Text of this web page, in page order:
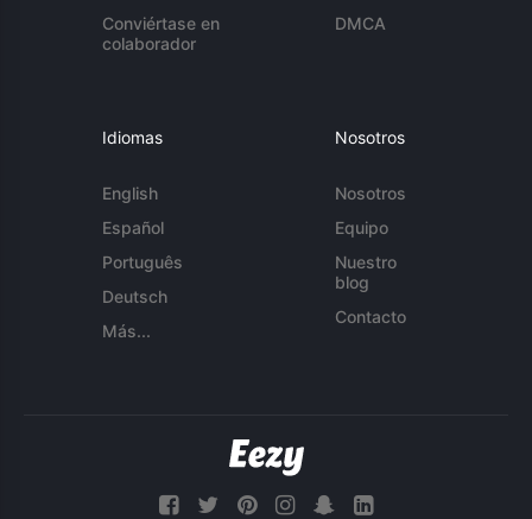
Conviértase en
colaborador
DMCA
Idiomas
English
Español
Português
Deutsch
Más...
Nosotros
Nosotros
Equipo
Nuestro
blog
Contacto